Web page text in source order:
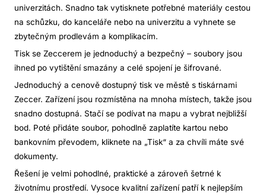
univerzitách. Snadno tak vytisknete potřebné materiály cestou
na schůzku, do kanceláře nebo na univerzitu a vyhnete se
zbytečným prodlevám a komplikacím.
Tisk se Zeccerem je jednoduchý a bezpečný – soubory jsou
ihned po vytištění smazány a celé spojení je šifrované.
Jednoduchý a cenově dostupný tisk ve městě s tiskárnami
Zeccer. Zařízení jsou rozmístěna na mnoha místech, takže jsou
snadno dostupná. Stačí se podívat na mapu a vybrat nejbližší
bod. Poté přidáte soubor, pohodlně zaplatíte kartou nebo
bankovním převodem, kliknete na „Tisk“ a za chvíli máte své
dokumenty.
Řešení je velmi pohodlné, praktické a zároveň šetrné k
životnímu prostředí. Vysoce kvalitní zařízení patří k nejlepším